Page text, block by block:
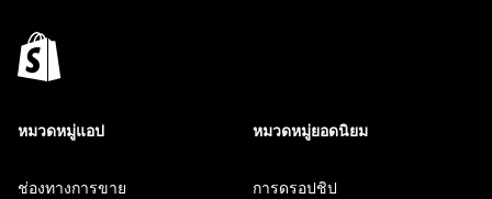
หมวดหมู่แอป
ช่องทางการขาย
หมวดหมู่ยอดนิยม
การดรอปชิป